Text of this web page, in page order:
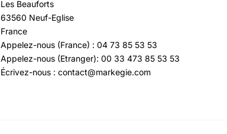
Les Beauforts
63560 Neuf-Eglise
France
Appelez-nous (France) : 04 73 85 53 53
Appelez-nous (Etranger): 00 33 473 85 53 53
Écrivez-nous : contact@markegie.com